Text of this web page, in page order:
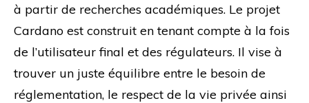
à partir de recherches académiques. Le projet
Cardano est construit en tenant compte à la fois
de l’utilisateur final et des régulateurs. Il vise à
trouver un juste équilibre entre le besoin de
réglementation, le respect de la vie privée ainsi